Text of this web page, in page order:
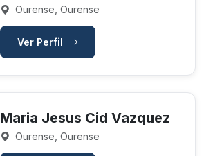
Ourense, Ourense
Ver Perfil
Maria Jesus Cid Vazquez
Ourense, Ourense